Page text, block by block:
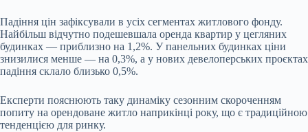
Падіння цін зафіксували в усіх сегментах житлового фонду.
Найбільш відчутно подешевшала оренда квартир у цегляних
будинках — приблизно на 1,2%. У панельних будинках ціни
знизилися менше — на 0,3%, а у нових девелоперських проєктах
падіння склало близько 0,5%.
Експерти пояснюють таку динаміку сезонним скороченням
попиту на орендоване житло наприкінці року, що є традиційною
тенденцією для ринку.